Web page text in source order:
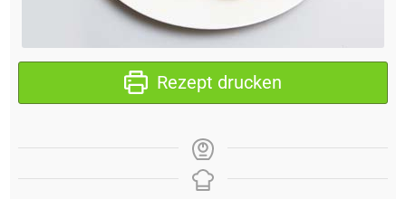
Rezept drucken